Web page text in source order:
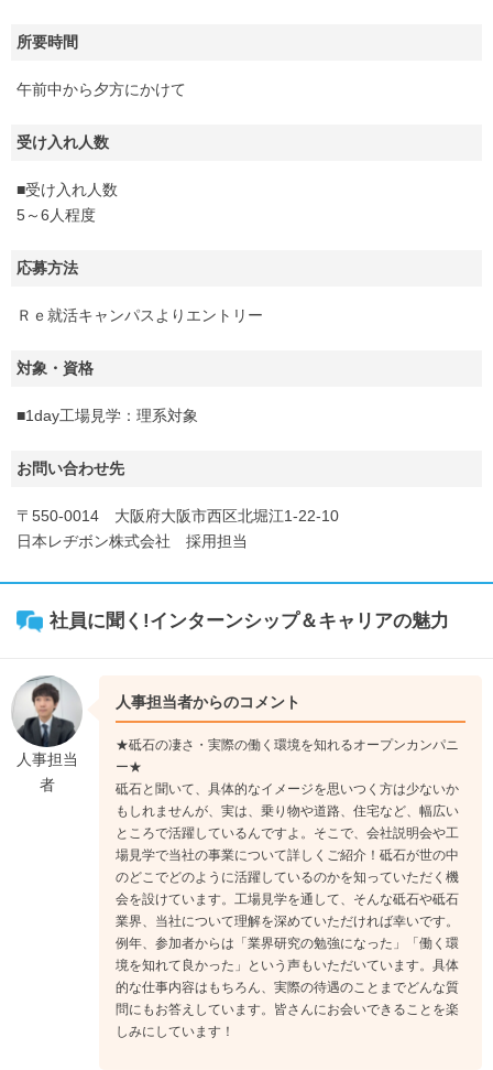
所要時間
午前中から夕方にかけて
受け入れ人数
■受け入れ人数
5～6人程度
応募方法
Ｒｅ就活キャンパスよりエントリー
対象・資格
■1day工場見学：理系対象
お問い合わせ先
〒550-0014 大阪府大阪市西区北堀江1-22-10
日本レヂボン株式会社 採用担当
社員に聞く!インターンシップ＆キャリアの魅力
人事担当
者
人事担当者からのコメント
★砥石の凄さ・実際の働く環境を知れるオープンカンパニ
ー★
砥石と聞いて、具体的なイメージを思いつく方は少ないか
もしれませんが、実は、乗り物や道路、住宅など、幅広い
ところで活躍しているんですよ。そこで、会社説明会や工
場見学で当社の事業について詳しくご紹介！砥石が世の中
のどこでどのように活躍しているのかを知っていただく機
会を設けています。工場見学を通して、そんな砥石や砥石
業界、当社について理解を深めていただければ幸いです。
例年、参加者からは「業界研究の勉強になった」「働く環
境を知れて良かった」という声もいただいています。具体
的な仕事内容はもちろん、実際の待遇のことまでどんな質
問にもお答えしています。皆さんにお会いできることを楽
しみにしています！